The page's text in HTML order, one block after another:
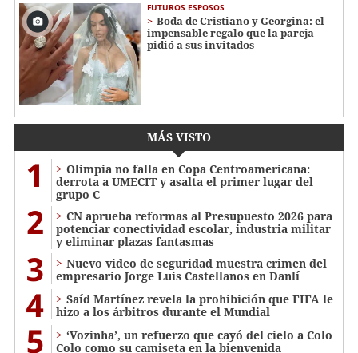
FUTUROS ESPOSOS
Boda de Cristiano y Georgina: el
impensable regalo que la pareja
pidió a sus invitados
MÁS VISTO
1
Olimpia no falla en Copa Centroamericana:
derrota a UMECIT y asalta el primer lugar del
grupo C
2
CN aprueba reformas al Presupuesto 2026 para
potenciar conectividad escolar, industria militar
y eliminar plazas fantasmas
3
Nuevo video de seguridad muestra crimen del
empresario Jorge Luis Castellanos en Danlí
4
Saíd Martínez revela la prohibición que FIFA le
hizo a los árbitros durante el Mundial
5
‘Vozinha’, un refuerzo que cayó del cielo a Colo
Colo como su camiseta en la bienvenida